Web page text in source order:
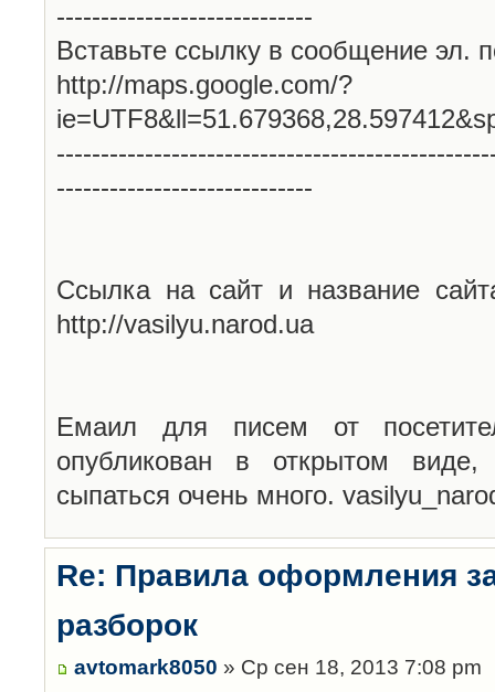
-----------------------------
Вставьте ссылку в сообщение эл.
http://maps.google.com/?
-----------------------------
Ссылка на сайт и название
http://vasilyu.narod.ua
Емаил для писем от
опубликован в открытом
сыпаться очень много.
Re: Правила оформления
разборок
avtomark8050 » Ср сен 18, 2013 7:08 pm